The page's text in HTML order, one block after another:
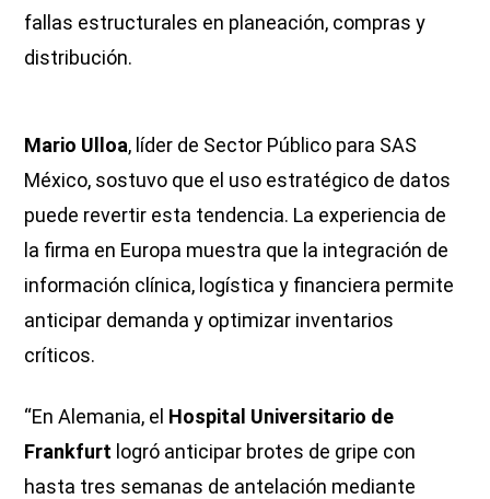
fallas estructurales en planeación, compras y
distribución.
Mario Ulloa, líder de Sector Público para SAS
México, sostuvo que el uso estratégico de datos
puede revertir esta tendencia. La experiencia de
la firma en Europa muestra que la integración de
información clínica, logística y financiera permite
anticipar demanda y optimizar inventarios
críticos.
“En Alemania, el Hospital Universitario de
Frankfurt logró anticipar brotes de gripe con
hasta tres semanas de antelación mediante